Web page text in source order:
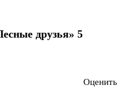
друзья» 5
Оценить